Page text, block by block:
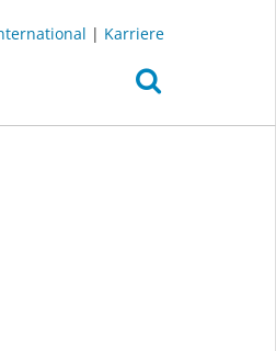
| Karriere